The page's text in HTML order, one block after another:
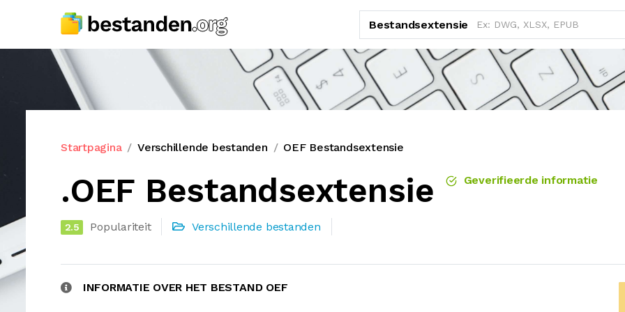
Bestandsextensie
Startpagina Verschillende bestanden OEF Bestandsextensie
.OEF Bestandsextensie Geverifieerde informatie
2.5 Populariteit Verschillende bestanden
INFORMATIE OVER HET BESTAND OEF